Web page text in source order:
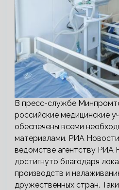
В пресс-службе
российские медицинские
обеспечены всеми
материалами. РИА
ведомстве агентству РИА
достигнуто благодаря
производств и
дружественных стран.